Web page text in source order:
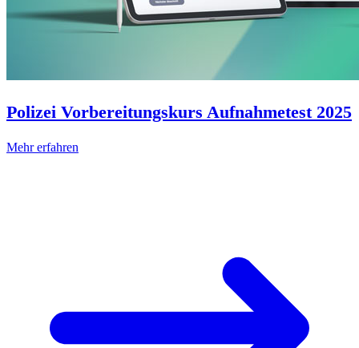
Polizei Vorbereitungskurs Aufnahmetest 2025
Mehr erfahren